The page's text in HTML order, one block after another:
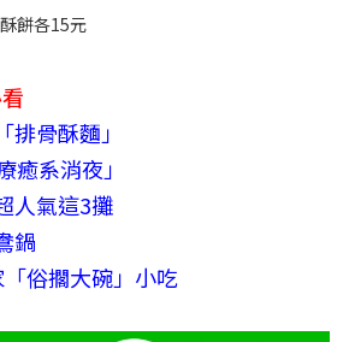
餅各15元
骨酥麵」
癒系消夜」
人氣這3攤
鍋
俗擱大碗」小吃